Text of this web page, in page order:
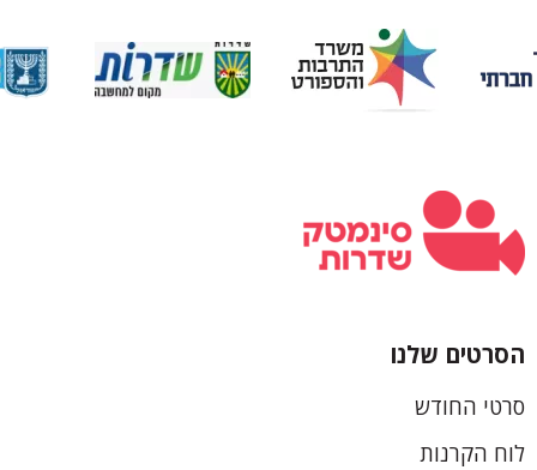
תחתונה
הסרטים שלנו
סרטי החודש
לוח הקרנות